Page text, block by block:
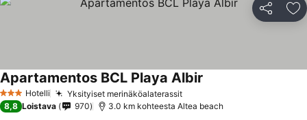
Jaa
3 Tähtiluokitus
Hotelli Yksityiset merinäköalaterassit
Apartamentos BCL Playa Albir
8,8 Loistava 970 3.0 km kohteesta Altea beach